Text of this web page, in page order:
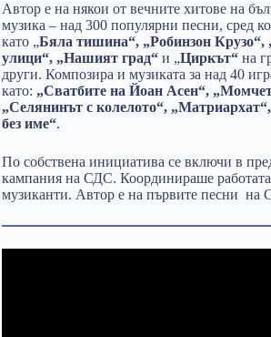
Автор е на някои от вечните хитове на
музика – над 300 популярни песни, сред
като „Бяла тишина“, „Робинзон Крузо“,
улици“, „Нашият град“ и „Циркът“ на
други. Композира и музиката за над 40
като: „Сватбите на Йоан Асен“,
„Селянинът с колелото“,
без име“.
По собствена инициатива се включи в
кампания на СДС. Координираше работата
музиканти. Автор е на първите песни на